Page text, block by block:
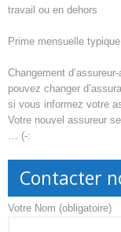
travail ou en dehors
Prime mensuelle
Changement
pouvez changer
si vous informez votre
Votre nouvel assureur
… (-:
Contacter
Votre Nom (obligatoire)